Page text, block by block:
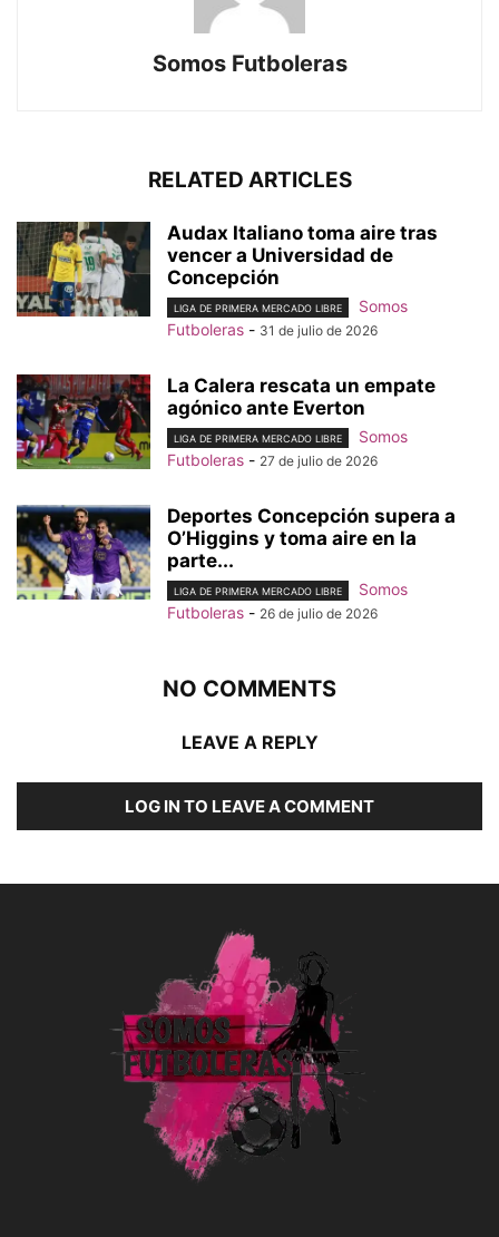
Somos Futboleras
RELATED ARTICLES
Audax Italiano toma aire tras
vencer a Universidad de
Concepción
LIGA DE PRIMERA MERCADO LIBRE
Somos
Futboleras - 31 de julio de 2026
La Calera rescata un empate
agónico ante Everton
LIGA DE PRIMERA MERCADO LIBRE
Somos
Futboleras - 27 de julio de 2026
Deportes Concepción supera a
O’Higgins y toma aire en la
parte...
LIGA DE PRIMERA MERCADO LIBRE
Somos
Futboleras - 26 de julio de 2026
NO COMMENTS
LEAVE A REPLY
LOG IN TO LEAVE A COMMENT